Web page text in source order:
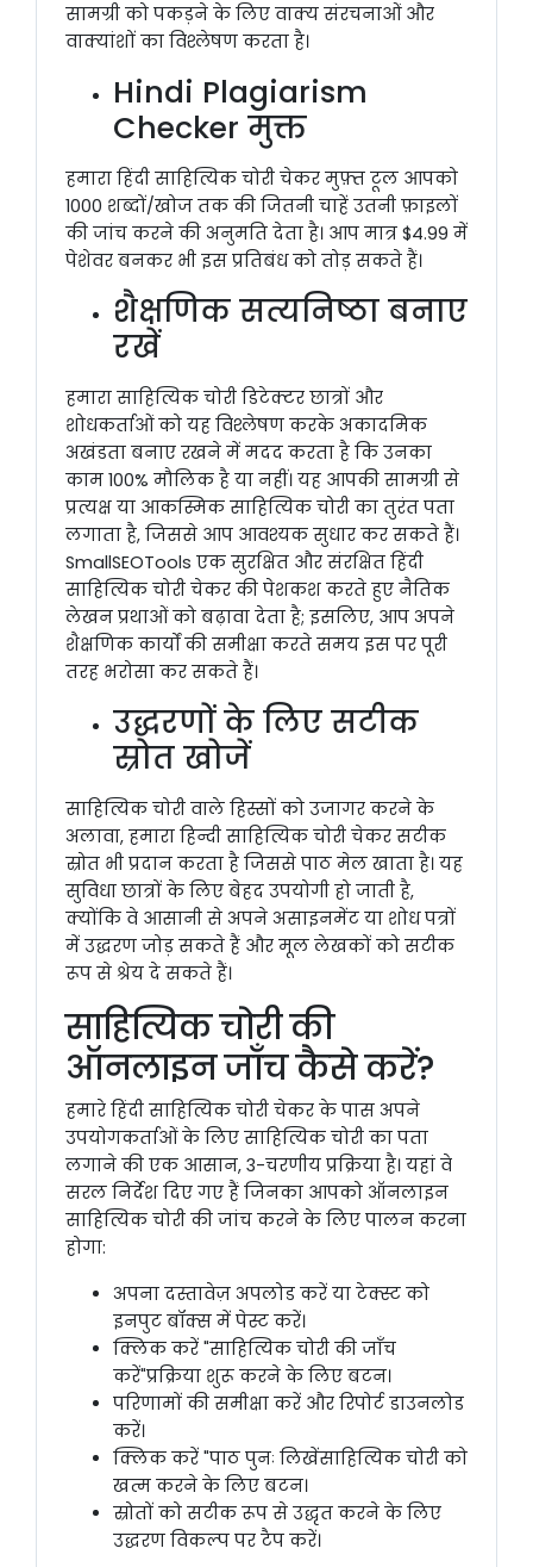
सामग्री को पकड़ने के लिए वाक्य संरचनाओं और
वाक्यांशों का विश्लेषण करता है।
Hindi Plagiarism
Checker मुक्त
हमारा हिंदी साहित्यिक चोरी चेकर मुफ़्त टूल आपको
1000 शब्दों/खोज तक की जितनी चाहें उतनी फ़ाइलों
की जांच करने की अनुमति देता है। आप मात्र $4.99 में
पेशेवर बनकर भी इस प्रतिबंध को तोड़ सकते हैं।
शैक्षणिक सत्यनिष्ठा बनाए
रखें
हमारा साहित्यिक चोरी डिटेक्टर छात्रों और
शोधकर्ताओं को यह विश्लेषण करके अकादमिक
अखंडता बनाए रखने में मदद करता है कि उनका
काम 100% मौलिक है या नहीं। यह आपकी सामग्री से
प्रत्यक्ष या आकस्मिक साहित्यिक चोरी का तुरंत पता
लगाता है, जिससे आप आवश्यक सुधार कर सकते हैं।
SmallSEOTools एक सुरक्षित और संरक्षित हिंदी
साहित्यिक चोरी चेकर की पेशकश करते हुए नैतिक
लेखन प्रथाओं को बढ़ावा देता है; इसलिए, आप अपने
शैक्षणिक कार्यों की समीक्षा करते समय इस पर पूरी
तरह भरोसा कर सकते हैं।
उद्धरणों के लिए सटीक
स्रोत खोजें
साहित्यिक चोरी वाले हिस्सों को उजागर करने के
अलावा, हमारा हिन्दी साहित्यिक चोरी चेकर सटीक
स्रोत भी प्रदान करता है जिससे पाठ मेल खाता है। यह
सुविधा छात्रों के लिए बेहद उपयोगी हो जाती है,
क्योंकि वे आसानी से अपने असाइनमेंट या शोध पत्रों
में उद्धरण जोड़ सकते हैं और मूल लेखकों को सटीक
रूप से श्रेय दे सकते हैं।
साहित्यिक चोरी की
ऑनलाइन जाँच कैसे करें?
हमारे हिंदी साहित्यिक चोरी चेकर के पास अपने
उपयोगकर्ताओं के लिए साहित्यिक चोरी का पता
लगाने की एक आसान, 3-चरणीय प्रक्रिया है। यहां वे
सरल निर्देश दिए गए हैं जिनका आपको ऑनलाइन
साहित्यिक चोरी की जांच करने के लिए पालन करना
होगा:
अपना दस्तावेज़ अपलोड करें या टेक्स्ट को
इनपुट बॉक्स में पेस्ट करें।
क्लिक करें "साहित्यिक चोरी की जाँच
करें"प्रक्रिया शुरू करने के लिए बटन।
परिणामों की समीक्षा करें और रिपोर्ट डाउनलोड
करें।
क्लिक करें "पाठ पुनः लिखेंसाहित्यिक चोरी को
खत्म करने के लिए बटन।
स्रोतों को सटीक रूप से उद्धृत करने के लिए
उद्धरण विकल्प पर टैप करें।